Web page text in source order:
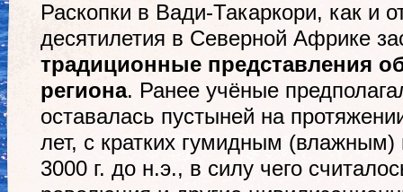
Раскопки в Вади-Такаркори, как и
десятилетия в Северной Африке
традиционные представления
региона. Ранее учёные
оставалась пустыней на
лет, с кратких гумидным
3000 г. до н.э., в силу чего